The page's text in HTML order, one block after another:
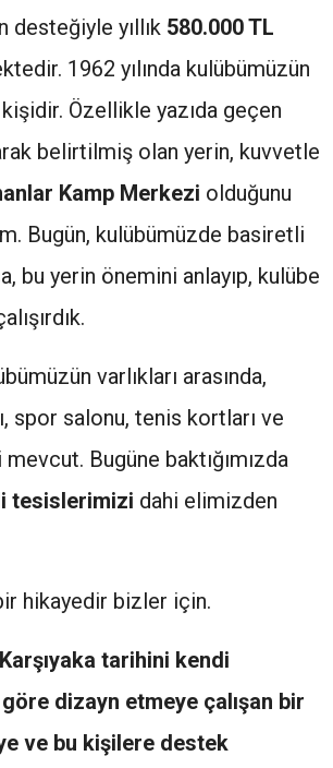
desteğiyle yıllık 580.000 TL
1962 yılında kulübümüzün
Özellikle yazıda geçen
belirtilmiş olan yerin, kuvvetle
Kamp Merkezi olduğunu
Bugün, kulübümüzde basiretli
bu yerin önemini anlayıp, kulübe
varlıkları arasında,
spor salonu, tenis kortları ve
Bugüne baktığımızda
tesislerimizi dahi elimizden
hikayedir bizler için.
Karşıyaka tarihini kendi
göre dizayn etmeye çalışan bir
ve bu kişilere destek